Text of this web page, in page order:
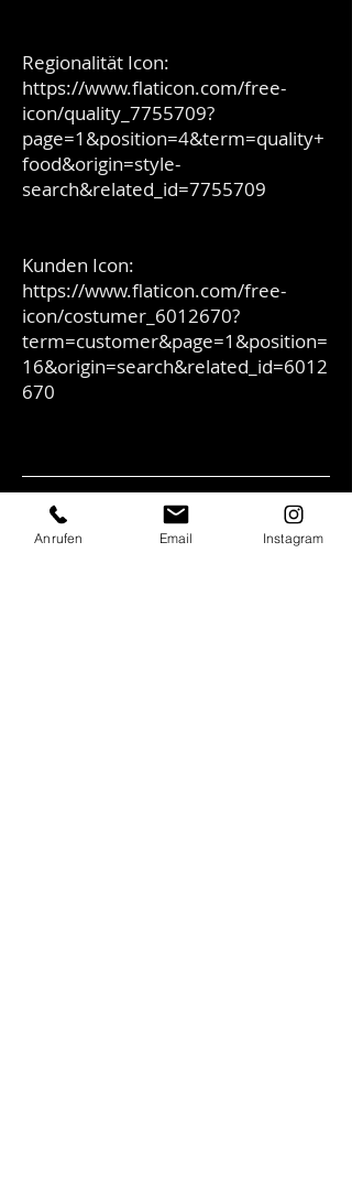
Regionalität Icon:
https://www.flaticon.com/free-
icon/quality_7755709?
page=1&position=4&term=quality+
food&origin=style-
search&related_id=7755709
Kunden Icon:
https://www.flaticon.com/free-
icon/costumer_6012670?
term=customer&page=1&position=
16&origin=search&related_id=6012
670
ÖFFNUNGSZEITEN
Anrufen Email Instagram